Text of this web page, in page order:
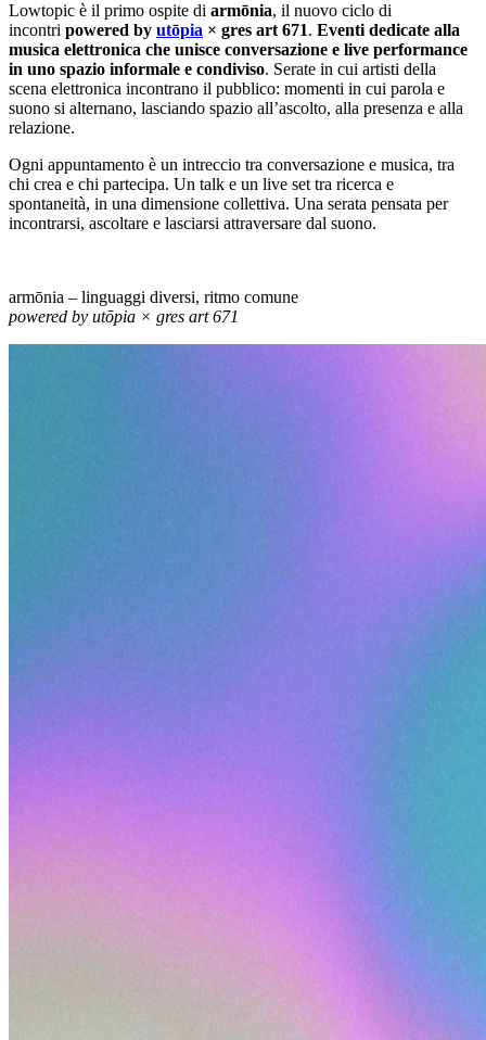
Lowtopic è il primo ospite di armōnia, il nuovo ciclo di
incontri powered by utōpia × gres art 671. Eventi dedicate alla
musica elettronica che unisce conversazione e live performance
in uno spazio informale e condiviso. Serate in cui artisti della
scena elettronica incontrano il pubblico: momenti in cui parola e
suono si alternano, lasciando spazio all’ascolto, alla presenza e alla
relazione.
Ogni appuntamento è un intreccio tra conversazione e musica, tra
chi crea e chi partecipa. Un talk e un live set tra ricerca e
spontaneità, in una dimensione collettiva. Una serata pensata per
incontrarsi, ascoltare e lasciarsi attraversare dal suono.
armōnia – linguaggi diversi, ritmo comune
powered by utōpia × gres art 671